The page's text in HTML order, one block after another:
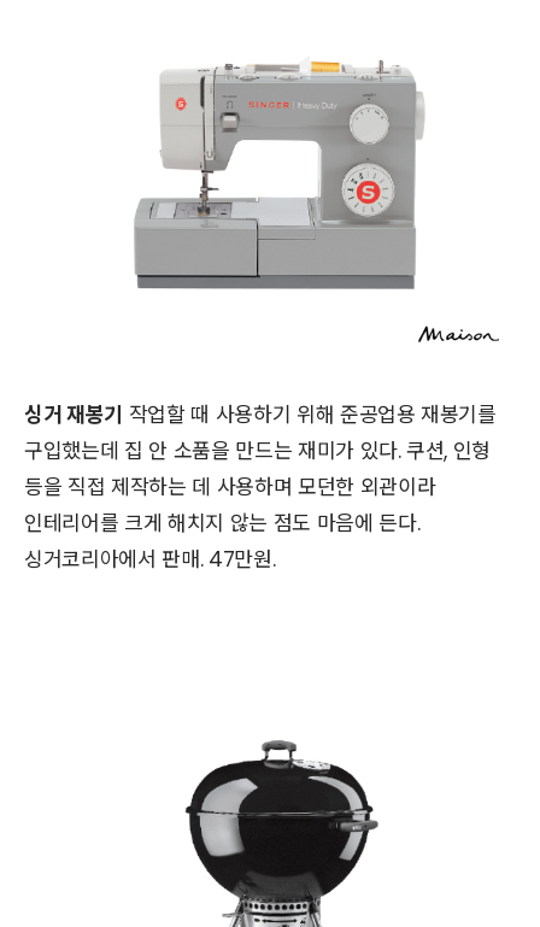
싱거 재봉기 작업할 때 사용하기 위해 준공업용 재봉기를
구입했는데 집 안 소품을 만드는 재미가 있다. 쿠션, 인형
등을 직접 제작하는 데 사용하며 모던한 외관이라
인테리어를 크게 해치지 않는 점도 마음에 든다.
싱거코리아에서 판매. 47만원.